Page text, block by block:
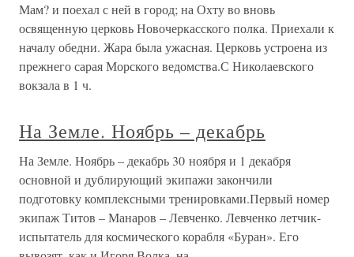
Мам? и поехал с ней в город; на Охту во вновь
освященную церковь Новочеркасского полка. Приехали к
началу обедни. Жара была ужасная. Церковь устроена из
прежнего сарая Морского ведомства.С Николаевского
вокзала в 1 ч.
На Земле. Ноябрь – декабрь
На Земле. Ноябрь – декабрь 30 ноября и 1 декабря
основной и дублирующий экипажи закончили
подготовку комплексными тренировками.Первый номер
экипаж Титов – Манаров – Левченко. Левченко летчик-
испытатель для космического корабля «Буран». Его